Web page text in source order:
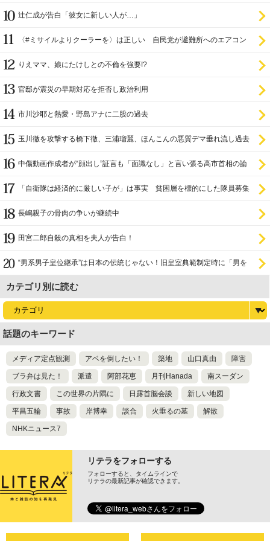
辻仁成が告白「彼女に新しい人が…」
〈#ミサイルよりクーラーを〉は正しい 自民党が避難所へのエアコン
りえママ、娘にたけしとの不倫を強要!?
官邸が震災の早期対応を拒否し政治利用
市川沙耶と熱愛・野島アナに二股の過去
玉川徹を攻撃する橋下徹、三浦瑠麗、ほんこんの悪質デマ垂れ流し過去
中傷動画作成者が“顔出し”証言も「面識なし」と言い張る高市首相の論
「自衛隊は経済的に厳しい子が」は事実 貧困層を標的にした隊員募集
長嶋親子の骨肉の争いが継続中
田宮二郎自殺の真相を夫人が告白！
“男系男子皇位継承”は日本の伝統じゃない！旧皇室典範制定時に「男を
尊び女を卑む」と
カテゴリ別に読む
話題のキーワード
メディア定点観測 アベを倒したい！ 築地 山口真由 障害
ブラ弁は見た！ 派遣 阿部花恵 月刊Hanada 南スーダン
行政文書 この世界の片隅に 日露首脳会談 新しい地図
平昌五輪 事故 岸博幸 談合 火垂るの墓 解散
NHKニュース7
リテラをフォローする
フォローすると、タイムラインで
リテラの最新記事が確認できます。